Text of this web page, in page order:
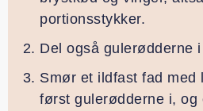
portionsstykker.
Del også gulerødderne
Smør et ildfast fad
først gulerødderne i, og